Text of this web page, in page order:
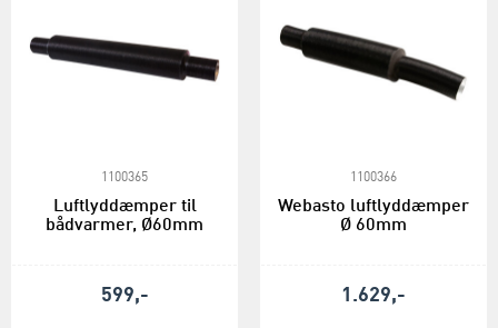
1100365
Luftlyddæmper til
bådvarmer, Ø60mm
599,-
1100366
Webasto luftlyddæmper
Ø 60mm
1.629,-